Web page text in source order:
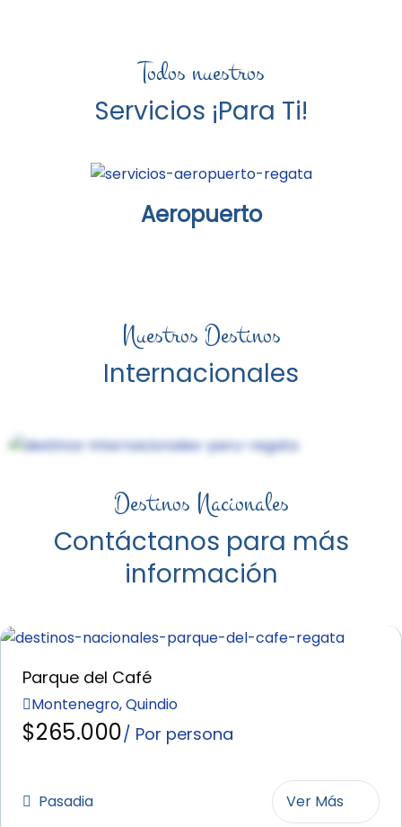
Todos nuestros
Servicios ¡Para Ti!
Aeropuerto
Nuestros Destinos
Internacionales
Perú
Semana Santa
Destinos Nacionales
Contáctanos para más
información
Parque del Café
Montenegro, Quindio
$265.000/ Por persona
Pasadia Ver Más